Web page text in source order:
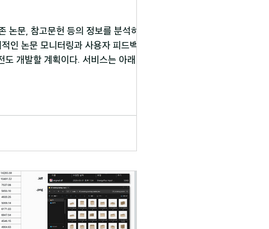
문, 참고문헌 등의 정보를 분석하여 연
인 논문 모니터링과 사용자 피드백을 바
개발할 계획이다. 서비스는 아래 링크를